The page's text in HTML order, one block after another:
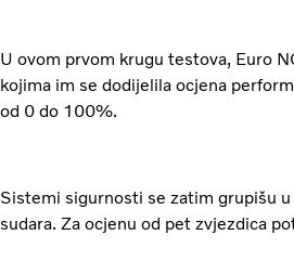
U ovom prvom krugu testova, Euro
kojima im se dodijelila ocjena
od 0 do 100%.
Sistemi sigurnosti se zatim grupišu
sudara. Za ocjenu od pet zvjezdica